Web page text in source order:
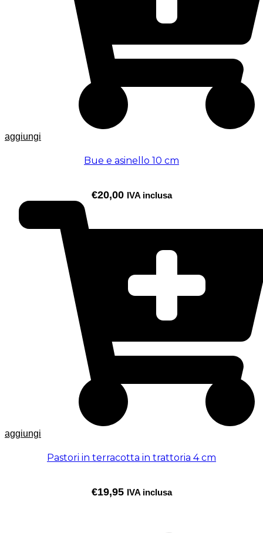
aggiungi
Bue e asinello 10 cm
€20,00 IVA inclusa
aggiungi
Pastori in terracotta in trattoria 4 cm
€19,95 IVA inclusa